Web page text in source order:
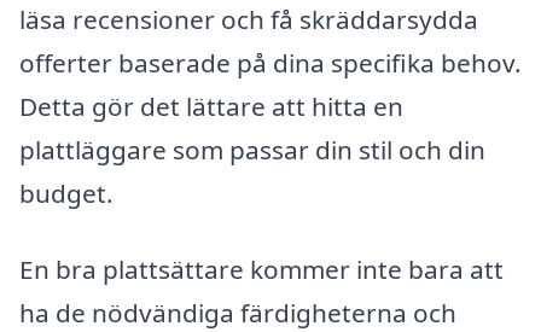
läsa recensioner och få skräddarsydda
offerter baserade på dina specifika behov.
Detta gör det lättare att hitta en
plattläggare som passar din stil och din
budget.
En bra plattsättare kommer inte bara att
ha de nödvändiga färdigheterna och